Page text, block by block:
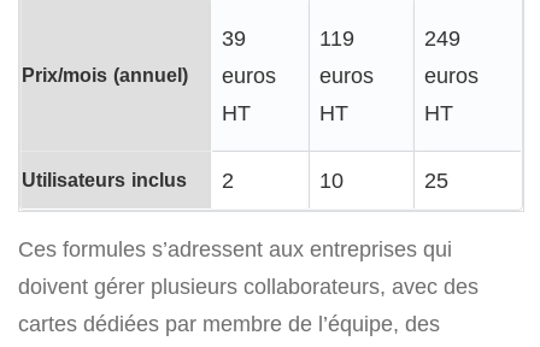
Prix/mois (annuel)
39
euros
HT
119
euros
HT
249
euros
HT
Utilisateurs inclus 2 10 25
Ces formules s’adressent aux entreprises qui
doivent gérer plusieurs collaborateurs, avec des
cartes dédiées par membre de l’équipe, des